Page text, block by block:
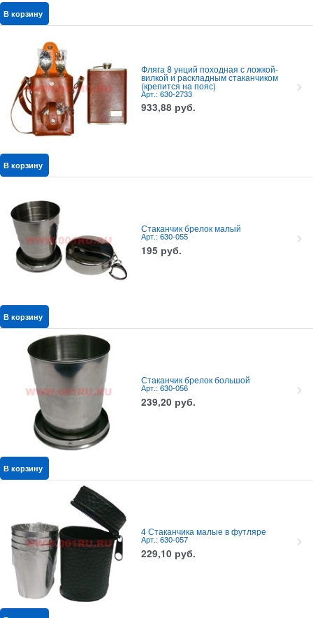
В корзину
Фляга 8 унций походная с ложкой-
вилкой и раскладным стаканчиком
(крепится на пояс)
Арт.: 630-2733
933,88 руб.
В корзину
Стаканчик брелок малый
Арт.: 630-055
195 руб.
В корзину
Стаканчик брелок большой
Арт.: 630-056
239,20 руб.
В корзину
4 Стаканчика малые в футляре
Арт.: 630-057
229,10 руб.